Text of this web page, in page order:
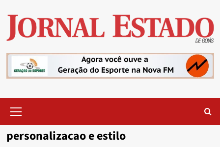
content
Menu
personalizacao e estilo